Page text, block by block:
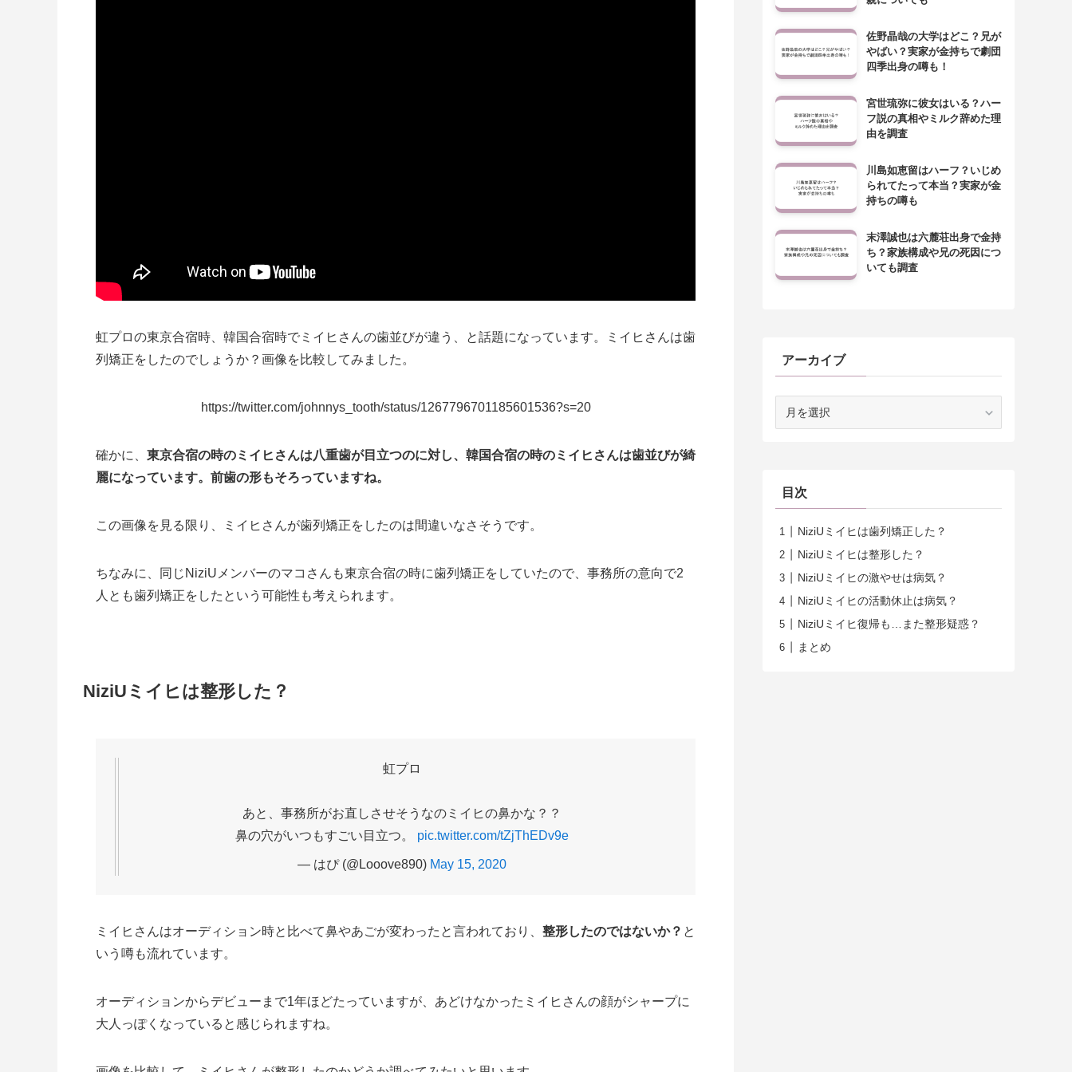
虹プロの東京合宿時、韓国合宿時でミイヒさんの歯並びが違う、と話題になっています。ミイヒさんは歯
列矯正をしたのでしょうか？画像を比較してみました。
https://twitter.com/johnnys_tooth/status/1267796701185601536?s=20
確かに、 東京合宿の時のミイヒさんは八重歯が目立つのに対し、韓国合宿の時のミイヒさんは歯並びが綺
麗になっています。前歯の形もそろっていますね。
この画像を見る限り、ミイヒさんが歯列矯正をしたのは間違いなさそうです。
ちなみに、同じNiziUメンバーのマコさんも東京合宿の時に歯列矯正をしていたので、事務所の意向で2
人とも歯列矯正をしたという可能性も考えられます。
NiziUミイヒは整形した？
虹プロ
あと、事務所がお直しさせそうなのミイヒの鼻かな？？
鼻の穴がいつもすごい目立つ。 pic.twitter.com/tZjThEDv9e
— はぴ (@Looove890) May 15, 2020
ミイヒさんはオーディション時と比べて鼻やあごが変わったと言われており、 整形したのではないか？ と
いう噂も流れています。
オーディションからデビューまで1年ほどたっていますが、あどけなかったミイヒさんの顔がシャープに
大人っぽくなっていると感じられますね。
佐野晶哉の大学はどこ？兄が
やばい？実家が金持ちで劇団
四季出身の噂も！
宮世琉弥に彼女はいる？ハー
フ説の真相やミルク辞めた理
由を調査
川島如恵留はハーフ？いじめ
られてたって本当？実家が金
持ちの噂も
末澤誠也は六麓荘出身で金持
ち？家族構成や兄の死因につ
いても調査
アーカイブ
目次
NiziUミイヒは歯列矯正した？
NiziUミイヒは整形した？
NiziUミイヒの激やせは病気？
NiziUミイヒの活動休止は病気？
NiziUミイヒ復帰も…また整形疑惑？
まとめ